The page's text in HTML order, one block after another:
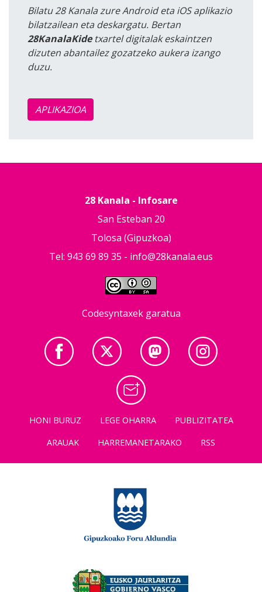
Bilatu 28 Kanala zure Android eta iOS aplikazio
bilatzailean eta deskargatu. Bertan
28KanalaKidetxartel digitalak eskaintzen
dizuten abantailez gozatzeko aukera izango
duzu.
APLIKAZIOA
28 Kanala - Infosare
San Esteban 20
Tolosa (Gipuzkoa)
Tel: 943 69 89 35 - info@28kanala.eus
Codesyntaxek garatua
HONI BURUZ LEGE OHARRA
PUBLIZITATEA
ARAUAK
HARREMANETARAKO RSS